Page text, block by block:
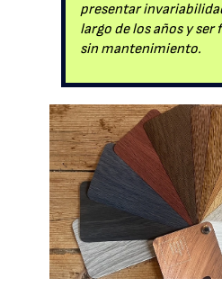
presentar
largo de los años y
sin mantenimiento.